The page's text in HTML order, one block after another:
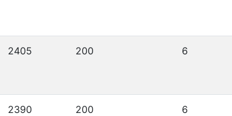
2405 200 6
2390 200 6